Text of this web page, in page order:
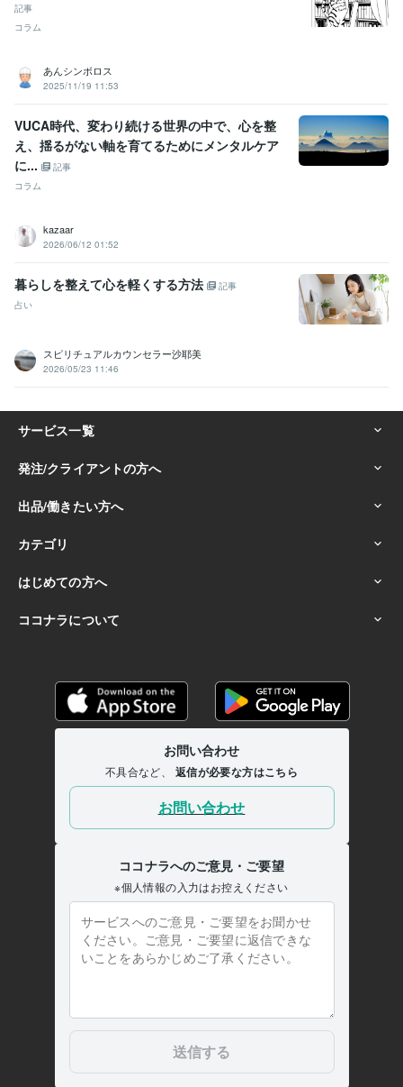
記事
コラム
あんシンボロス
2025/11/19 11:53
VUCA時代、変わり続ける世界の中で、心を整
え、揺るがない軸を育てるためにメンタルケア
に...
記事
コラム
kazaar
2026/06/12 01:52
暮らしを整えて心を軽くする方法
記事
占い
スピリチュアルカウンセラー沙耶美
2026/05/23 11:46